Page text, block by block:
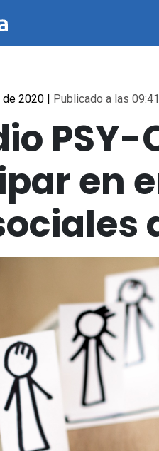
de 2020 | Publicado a las
PSY-
en